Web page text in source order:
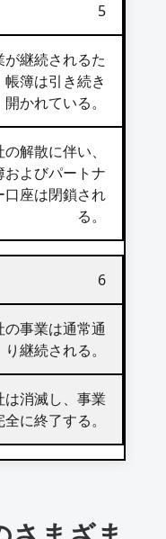
5
が継続されるた
帳簿は引き続き
開かれている。
解散に伴い、
およびパートナ
口座は閉鎖され
る。
6
の事業は通常通
り継続される。
は消滅し、事業
全に終了する。